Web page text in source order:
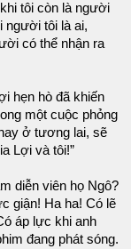
tôi còn là người
người tôi là ai,
có thể nhận ra
hẹn hò đã khiến
một cuộc phỏng
ở tương lai, sẽ
Lợi và tôi!”
diễn viên họ Ngô?
giận! Ha ha! Có lẽ
áp lực khi anh
đang phát sóng.